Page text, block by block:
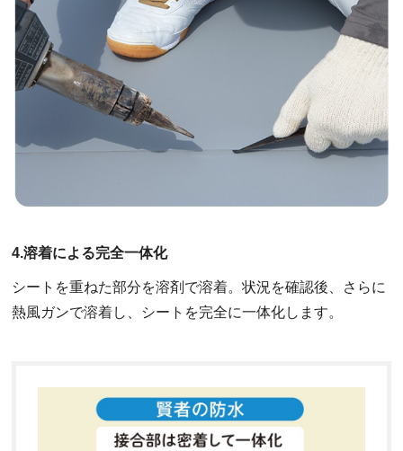
4.溶着による完全一体化
シートを重ねた部分を溶剤で溶着。状況を確認後、さらに
熱風ガンで溶着し、シートを完全に一体化します。